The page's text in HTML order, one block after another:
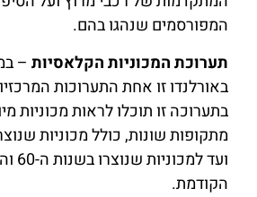
המפורסמים שנהגו בהם.
תערוכת המכוניות הקלאסיות –
באורלנדו זו אחת התערוכות
בתערוכה זו תוכלו לראות מכוניות
מתקופות שונות, כולל מכוניות
הקודמת.